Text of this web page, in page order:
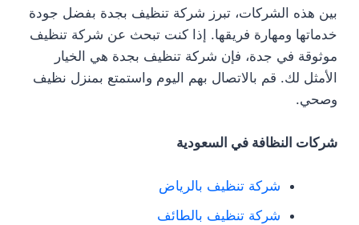
بين هذه الشركات، تبرز شركة تنظيف بجدة بفضل جودة
خدماتها ومهارة فريقها. إذا كنت تبحث عن شركة تنظيف
موثوقة في جدة، فإن شركة تنظيف بجدة هي الخيار
الأمثل لك. قم بالاتصال بهم اليوم واستمتع بمنزل نظيف
وصحي.
شركات النظافة في السعودية
شركة تنظيف بالرياض
شركة تنظيف بالطائف